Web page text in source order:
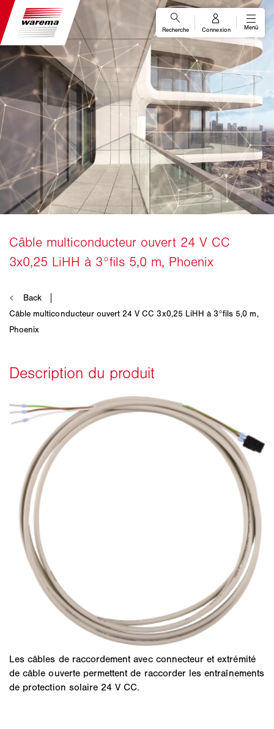
Les câbles de raccordement avec connecteur et extrémité
de câble ouverte permettent de raccorder les entraînements
de protection solaire 24 V CC.